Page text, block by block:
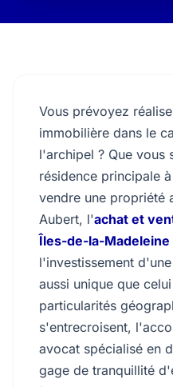
Vous prévoyez
immobilière dans le
l'archipel ? Que vous
résidence principale
vendre une propriété
Aubert, l'achat et
Îles-de-la-Madeleine
l'investissement
aussi unique que
particularités
s'entrecroisent,
avocat spécialisé en
gage de tranquillité